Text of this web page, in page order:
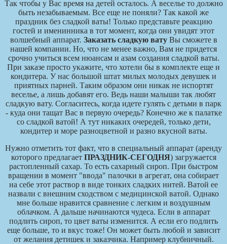
Так чтобы у Вас время на детей осталось. А веселье то должно
быть незабываемым. Все еще не поняли? Так какой же
праздник без сладкой ваты! Только представьте реакцию
гостей и именинника в тот момент, когда они увидят этот
волшебный аппарат. Заказать сладкую вату Вы сможете в
нашей компании. Но, что не менее важно, Вам не придется
срочно учиться всем нюансам и азам создания сладкой ваты.
При заказе просто укажите, что хотели бы в комплекте еще и
кондитера. У нас большой штат милых молодых девушек и
приятных парней. Таким образом они никак не испортят
веселье, а лишь добавят его. Ведь наши малыши так любят
сладкую вату. Согласитесь, когда идете гулять с детьми в парк
- куда они тащат Вас в первую очередь? Конечно же к палатке
со сладкой ватой! А тут никаких очередей, только дети,
кондитер и море разноцветной и разно вкусной ваты.
Нужно отметить тот факт, что в специальный аппарат (аренду
которого предлагает ПРАЗДНИК-СЕГОДНЯ) загружается
растопленный сахар. То есть сахарный сироп. При быстром
вращении в момент "ввода" палочки в агрегат, она собирает
на себе этот раствор в виде тонких сладких нитей. Ватой ее
назвали с внешним сходством с медицинской ватой. Однако
мне больше нравится сравнение с легким и воздушным
облачком. А дальше начинаются чудеса. Если в аппарат
подлить сироп, то цвет ваты изменится. А если его подлить
еще больше, то и вкус тоже! Он может быть любой и зависит
от желания детишек и заказчика. Например клубничный.